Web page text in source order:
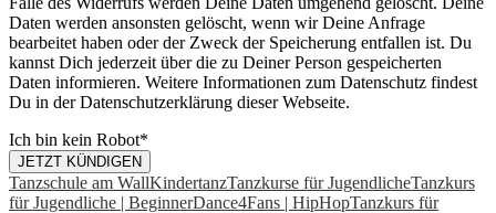
Daten werden ansonsten gelöscht, wenn wir Deine Anfrage
bearbeitet haben oder der Zweck der Speicherung entfallen ist. Du
kannst Dich jederzeit über die zu Deiner Person gespeicherten
Daten informieren. Weitere Informationen zum Datenschutz findest
Du in der Datenschutzerklärung dieser Webseite.
Ich bin kein Robot*
JETZT KÜNDIGEN
Tanzschule am WallKindertanzTanzkurse für JugendlicheTanzkurs
für Jugendliche | BeginnerDance4Fans | HipHopTanzkurs für